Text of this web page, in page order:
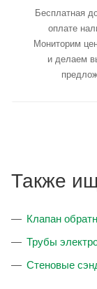
Бесплатная
оплате
Мониторим
и делаем
Также
Клапан
Трубы
Стеновые